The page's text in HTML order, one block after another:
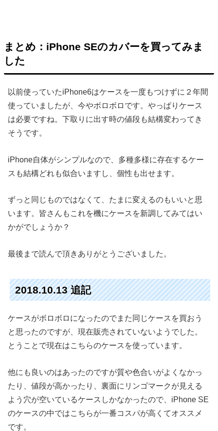
まとめ：iPhone SEのカバーを買ってみま
した
以前使っていたiPhone6はケースを一度もつけずに２年間
使っていましたが、今やボロボロです。やっぱりケース
は必要ですね。下取りに出す時の値段も結構変わってき
そうです。
iPhone自体がシンプルなので、多種多様に存在するケー
スも結構どれも似合いますし、個性も出せます。
ずっと同じものではなくて、たまに変えるのもいいと思
います。皆さんもこれを機にケースを新調してみてはい
かがでしょうか？
最後まで読んで頂きありがとうございました。
2018.10.13 追記
ケースがボロボロになったのでまた同じケースを買おう
と思ったのですが、現在販売されていないようでした。
とうことで現在はこちらのケースを使っています。
他にも良いのはあったのですが質や色合いがよくなかっ
たり、値段が高かったり、裏面にリンゴマークが見える
よう穴が空いているケースしかなかったので、iPhone SE
のケースの中ではこちらが一番コスパが高くてオススメ
です。